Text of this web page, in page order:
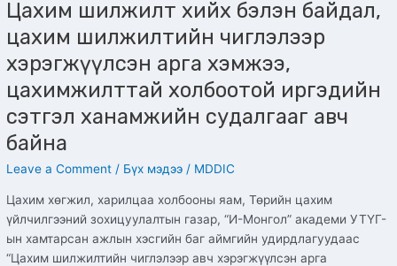
Цахим шилжилт хийх бэлэн байдал,
цахим шилжилтийн чиглэлээр
хэрэгжүүлсэн арга хэмжээ,
цахимжилттай холбоотой иргэдийн
сэтгэл ханамжийн судалгааг авч
байна
Leave a Comment / Бүх мэдээ / MDDIC
Цахим хөгжил, харилцаа холбооны яам, Төрийн цахим
үйлчилгээний зохицуулалтын газар, “И-Монгол” академи УТҮГ-
ын хамтарсан ажлын хэсгийн баг аймгийн удирдлагуудаас
“Цахим шилжилтийн чиглэлээр авч хэрэгжүүлсэн арга